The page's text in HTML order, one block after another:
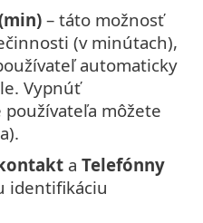
– táto možnosť
(v minútach),
automaticky
Vypnúť
môžete
a Telefónny
identifikáciu